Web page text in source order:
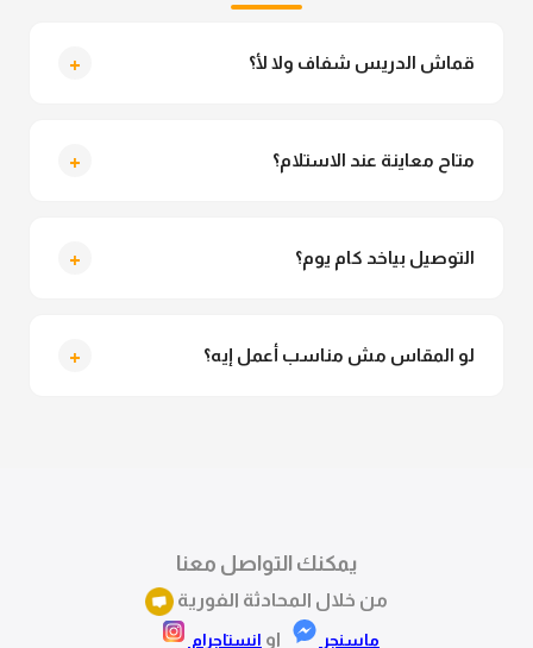
قماش الدريس شفاف ولا لأ؟ +
متاح معاينة عند الاستلام؟ +
التوصيل بياخد كام يوم؟ +
لو المقاس مش مناسب أعمل إيه؟ +
يمكنك التواصل معنا
من خلال المحادثة الفورية
ماسنجر او انستاجرام